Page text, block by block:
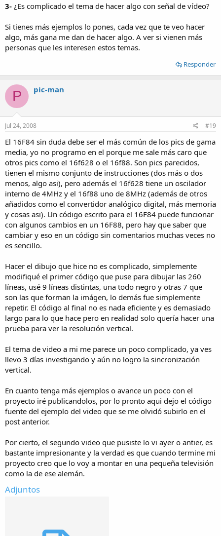
3- ¿Es complicado el tema de hacer algo con señal de vídeo?
Si tienes más ejemplos lo pones, cada vez que te veo hacer
algo, más gana me dan de hacer algo. A ver si vienen más
personas que les interesen estos temas.
Responder
P pic-man
Jul 24, 2008 #19
El 16F84 sin duda debe ser el más común de los pics de gama
media, yo no programo en el porque me sale más caro que
otros pics como el 16f628 o el 16f88. Son pics parecidos,
tienen el mismo conjunto de instrucciones (dos más o dos
menos, algo asi), pero además el 16f628 tiene un oscilador
interno de 4MHz y el 16f88 uno de 8MHz (además de otros
añadidos como el convertidor analógico digital, más memoria
y cosas asi). Un código escrito para el 16F84 puede funcionar
con algunos cambios en un 16F88, pero hay que saber que
cambiar y eso en un código sin comentarios muchas veces no
es sencillo.
Hacer el dibujo que hice no es complicado, simplemente
modifiqué el primer código que puse para dibujar las 260
líneas, usé 9 líneas distintas, una todo negro y otras 7 que
son las que forman la imágen, lo demás fue simplemente
repetir. El código al final no es nada eficiente y es demasiado
largo para lo que hace pero en realidad solo quería hacer una
prueba para ver la resolución vertical.
El tema de video a mi me parece un poco complicado, ya ves
llevo 3 días investigando y aún no logro la sincronización
vertical.
En cuanto tenga más ejemplos o avance un poco con el
proyecto iré publicandolos, por lo pronto aqui dejo el código
fuente del ejemplo del video que se me olvidó subirlo en el
post anterior.
Por cierto, el segundo video que pusiste lo vi ayer o antier, es
bastante impresionante y la verdad es que cuando termine mi
proyecto creo que lo voy a montar en una pequeña televisión
como la de ese alemán.
Adjuntos